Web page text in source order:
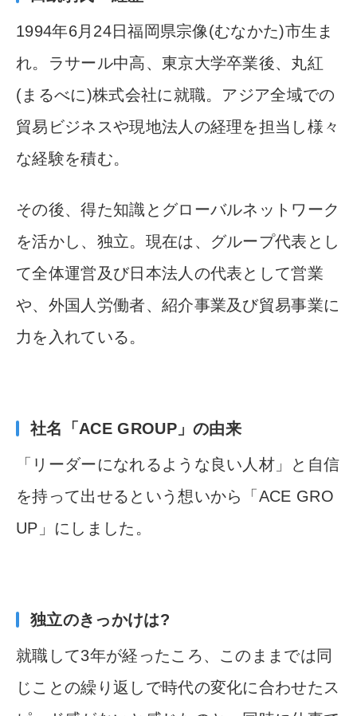
1994年6月24日福岡県宗像(むなかた)市生ま
れ。ラサール中高、東京大学卒業後、丸紅
(まるべに)株式会社に就職。アジア全域での
貿易ビジネスや現地法人の経理を担当し様々
な経験を積む。
その後、得た知識とグローバルネットワーク
を活かし、独立。現在は、グループ代表とし
て全体運営及び日本法人の代表として営業
や、外国人労働者、紹介事業及び貿易事業に
力を入れている。
社名「ACE GROUP」の由来
「リーダーになれるような良い人材」と自信
を持って出せるという想いから「ACE GRO
UP」にしました。
独立のきっかけは?
就職して3年が経ったころ、このままでは同
じことの繰り返しで時代の変化に合わせたス